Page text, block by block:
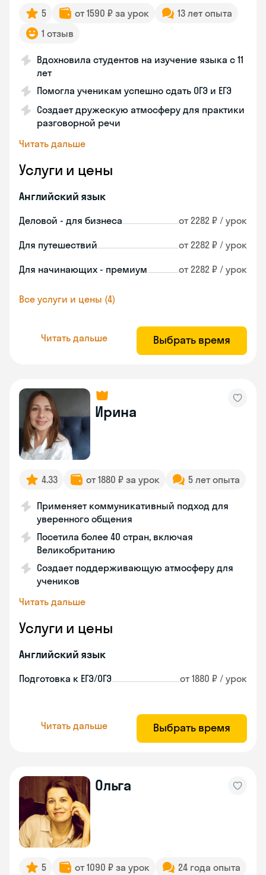
5 от 1590 ₽ за урок
13 лет опыта
1 отзыв
Вдохновила студентов на изучение языка с 11
лет
Помогла ученикам успешно сдать ОГЭ и ЕГЭ
Создает дружескую атмосферу для практики
разговорной речи
Читать дальше
Услуги и цены
Английский язык
Деловой - для бизнеса от 2282 ₽ / урок
Для путешествий от 2282 ₽ / урок
Для начинающих - премиум от 2282 ₽ / урок
Все услуги и цены (4)
Читать дальше Выбрать время
Ирина
4.33 от 1880 ₽ за урок 5 лет опыта
Применяет коммуникативный подход для
уверенного общения
Посетила более 40 стран, включая
Великобританию
Создает поддерживающую атмосферу для
учеников
Читать дальше
Услуги и цены
Английский язык
Подготовка к ЕГЭ/ОГЭ от 1880 ₽ / урок
Читать дальше Выбрать время
Ольга
5 от 1090 ₽ за урок 24 года опыта